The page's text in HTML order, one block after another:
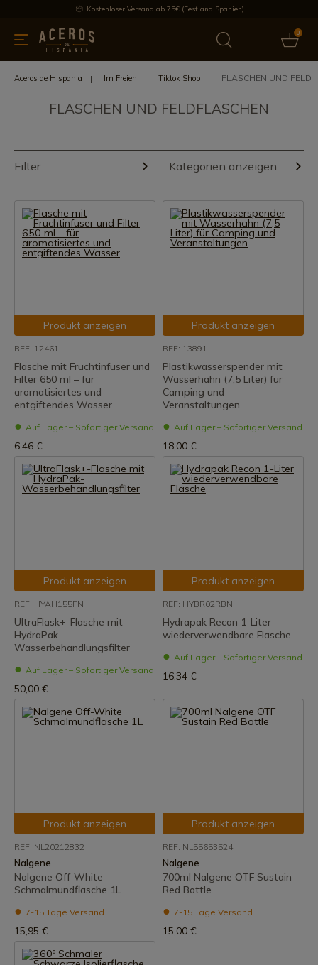
Kostenloser Versand ab 75€ (Festland Spanien)
0
Bietet Aktuelles Bestseller
Aceros de Hispania Im Freien Tiktok Shop FLASCHEN UND
FLASCHEN UND FELDFLASCHEN
Filter Kategorien anzeigen
Produkt anzeigen
REF: 12461
Flasche mit Fruchtinfuser und
Filter 650 ml – für
aromatisiertes und
entgiftendes Wasser
Auf Lager – Sofortiger Versand
6,46 €
Produkt anzeigen
REF: 13891
Plastikwasserspender mit
Wasserhahn (7,5 Liter) für
Camping und
Veranstaltungen
Auf Lager – Sofortiger Versand
18,00 €
Produkt anzeigen
REF: HYAH155FN
UltraFlask+-Flasche mit
HydraPak-
Wasserbehandlungsfilter
Auf Lager – Sofortiger Versand
50,00 €
Produkt anzeigen
REF: HYBR02RBN
Hydrapak Recon 1-Liter
wiederverwendbare Flasche
Auf Lager – Sofortiger Versand
16,34 €
Produkt anzeigen
REF: NL20212832
Nalgene
Nalgene Off-White
Schmalmundflasche 1L
7-15 Tage Versand
15,95 €
Produkt anzeigen
REF: NL55653524
Nalgene
700ml Nalgene OTF Sustain
Red Bottle
7-15 Tage Versand
15,00 €